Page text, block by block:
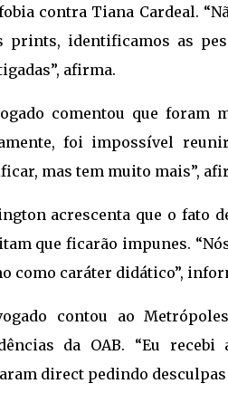
contra Tiana Cardeal.
prints, identificamos as
afirma.
comentou que foram
foi impossível
mas tem muito mais”,
acrescenta que o fato
que ficarão impunes.
como caráter didático”,
contou ao
da OAB. “Eu
direct pedindo